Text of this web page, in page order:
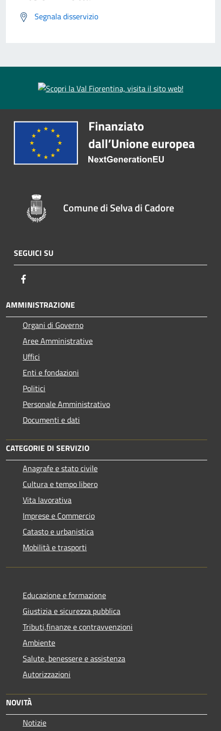
Segnala disservizio
Comune di Selva di Cadore
SEGUICI SU
AMMINISTRAZIONE
Organi di Governo
Aree Amministrative
Uffici
Enti e fondazioni
Politici
Personale Amministrativo
Documenti e dati
CATEGORIE DI SERVIZIO
Anagrafe e stato civile
Cultura e tempo libero
Vita lavorativa
Imprese e Commercio
Catasto e urbanistica
Mobilità e trasporti
Educazione e formazione
Giustizia e sicurezza pubblica
Tributi,finanze e contravvenzioni
Ambiente
Salute, benessere e assistenza
Autorizzazioni
NOVITÀ
Notizie